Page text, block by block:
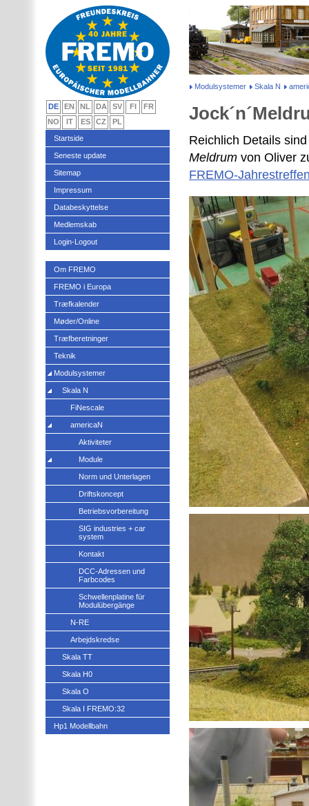
Modulsystemer Skala N
Reichlich Details
Meldrum von Oliver
FREMO-
DE EN NL DA SV FI
FR
NO
IT ES CZ
PL
Startside
Seneste update
Sitemap
Impressum
Databeskyttelse
Medlemskab
Login-Logout
Om FREMO
FREMO i Europa
Træfkalender
Møder/Online
Træfberetninger
Teknik
Modulsystemer
Skala N
FiNescale
americaN
Aktiviteter
Module
Norm und Unterlagen
Driftskoncept
Betriebsvorbereitung
SIG industries + car
system
Kontakt
DCC-Adressen und
Farbcodes
Schwellenplatine für
Modulübergänge
N-RE
Arbejdskredse
Skala TT
Skala H0
Skala O
Skala I FREMO:32
Hp1 Modellbahn